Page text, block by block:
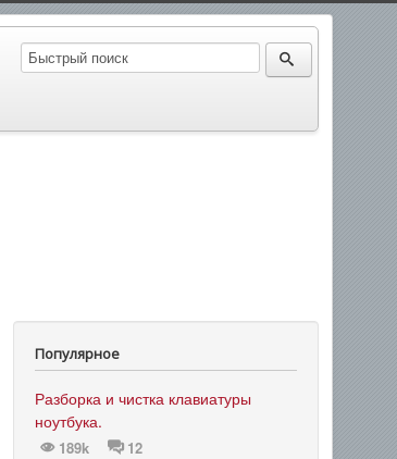
Популярное
Разборка и чистка клавиатуры
ноутбука.
189k 12